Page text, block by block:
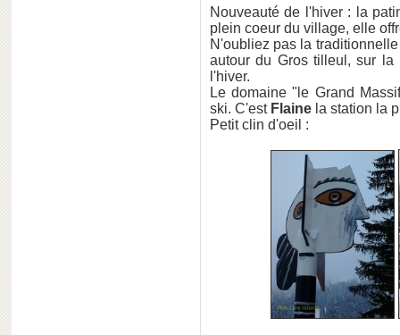
Nouveauté de l'hiver : la
plein coeur du village, elle
N'oubliez pas la
autour du Gros tilleul, sur
l'hiver.
Le domaine "le Grand
ski. C'estFlaine la station la
Petit clin d'oeil :